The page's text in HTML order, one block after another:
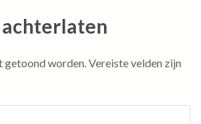
getoond worden.Vereiste velden zijn